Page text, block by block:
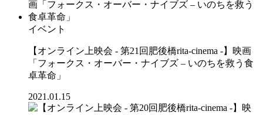
イベント
【オンライン上映会 - 第21回肥後橋rita-cinema -】映画
「フォークス・オーバー・ナイブズ – いのちを救う食
卓革命」
2021.01.15